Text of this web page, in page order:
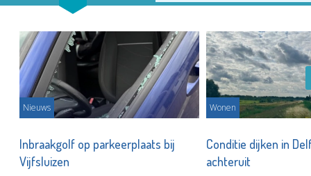
Nieuws
Inbraakgolf op parkeerplaats bij
Vijfsluizen
Wonen
Conditie dijken in
achteruit